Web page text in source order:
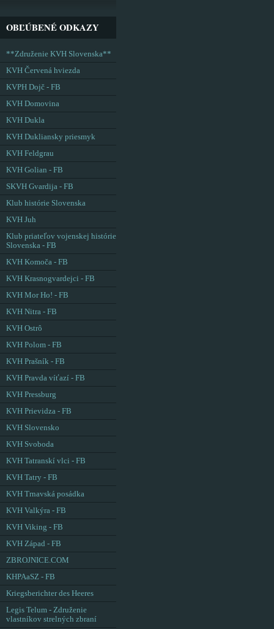
OBĽÚBENÉ ODKAZY
**Združenie KVH Slovenska**
KVH Červená hviezda
KVPH Dojč - FB
KVH Domovina
KVH Dukla
KVH Dukliansky priesmyk
KVH Feldgrau
KVH Golian - FB
SKVH Gvardija - FB
Klub histórie Slovenska
KVH Juh
Klub priateľov vojenskej histórie
Slovenska - FB
KVH Komoča - FB
KVH Krasnogvardejci - FB
KVH Mor Ho! - FB
KVH Nitra - FB
KVH Ostrô
KVH Polom - FB
KVH Prašník - FB
KVH Pravda víťazí - FB
KVH Pressburg
KVH Prievidza - FB
KVH Slovensko
KVH Svoboda
KVH Tatranskí vlci - FB
KVH Tatry - FB
KVH Trnavská posádka
KVH Valkýra - FB
KVH Viking - FB
KVH Západ - FB
ZBROJNICE.COM
KHPAaSZ - FB
Kriegsberichter des Heeres
Legis Telum - Združenie
vlastníkov strelných zbraní